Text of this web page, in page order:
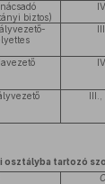
biztos)
IV.
III.
IV.
III.,
osztályba tartozó
C